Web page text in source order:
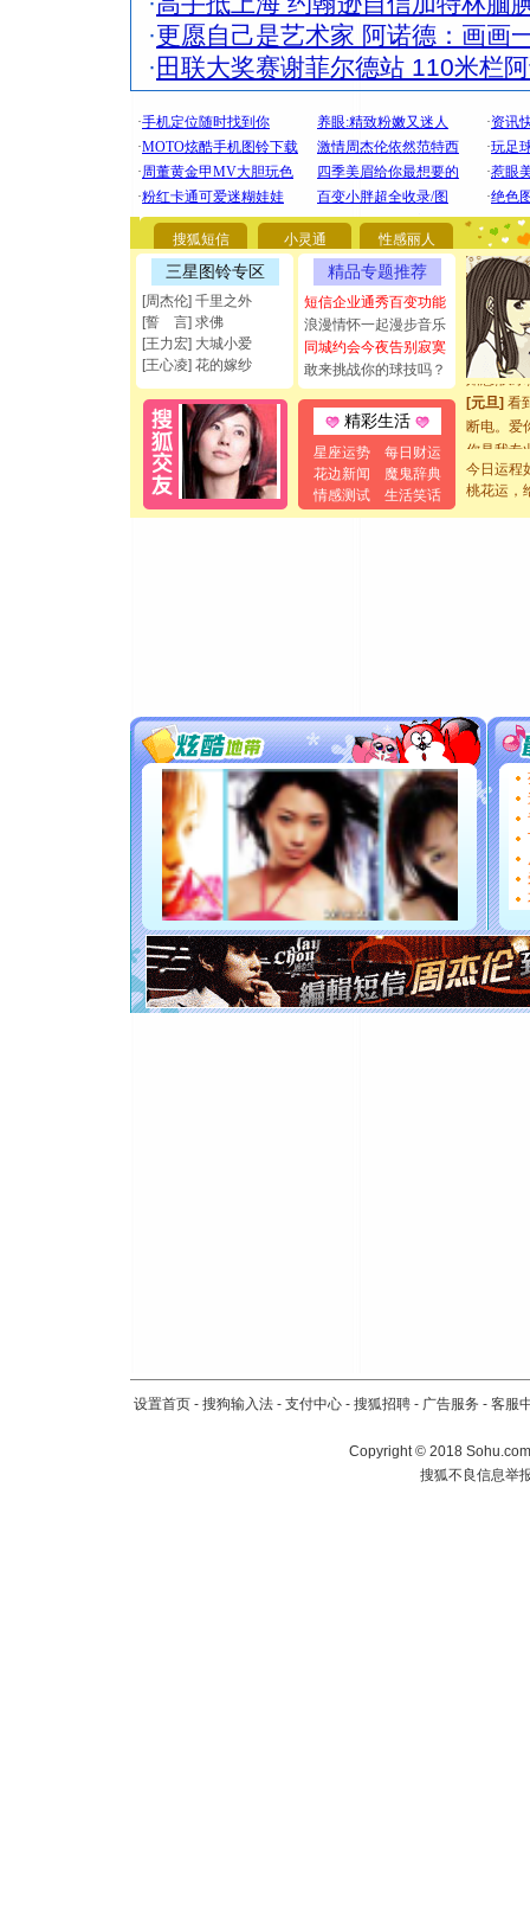
·更愿自己是艺术家 阿诺德：画画
· 田联大奖赛谢菲尔德站 110米栏
搜狐短信 小灵通 性感丽人
三星图铃专区
[周杰伦] 千里之外
[誓 言] 求佛
[王力宏] 大城小爱
[王心凌] 花的嫁纱
精品专题推荐
短信企业通秀百变功能
浪漫情怀一起漫步音乐
同城约会今夜告别寂寞
敢来挑战你的球技吗？
精彩生活
星座运势
每日财运
花边新闻
魔鬼辞典
情感测试
生活笑话
[圣诞节]
你太多，
要平安！
[圣诞节]
能正大光
都要快乐
[圣诞节]
如意,快
[元旦] 看
断电。爱
你是我专
[元旦]如
起；二是
送你一棵
[圣诞节]
你太多
要平安
[圣诞节]
能正大
都要快乐
[圣诞节]
如意,快
[元旦]看
断电。爱
你是我专
[元旦]如
今日运程
桃花运，
设置首页 - 搜狗输入法 - 支付中心 - 搜狐招聘 - 广告服务 - 客服
Copyright ©2018
搜狐不良信息举